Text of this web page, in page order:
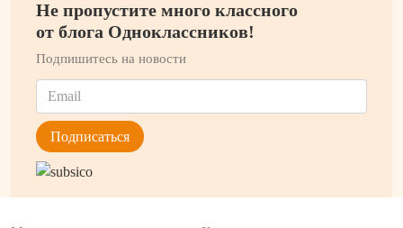
Не пропустите много классного
от блога Одноклассников!
Подпишитесь на новости